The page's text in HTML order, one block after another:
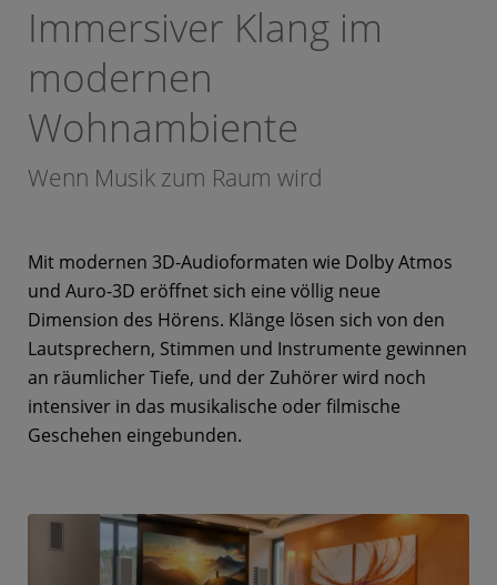
Immersiver Klang im
modernen
Wohnambiente
Wenn Musik zum Raum wird
Mit modernen 3D-Audioformaten wie Dolby Atmos
und Auro-3D eröffnet sich eine völlig neue
Dimension des Hörens. Klänge lösen sich von den
Lautsprechern, Stimmen und Instrumente gewinnen
an räumlicher Tiefe, und der Zuhörer wird noch
intensiver in das musikalische oder filmische
Geschehen eingebunden.